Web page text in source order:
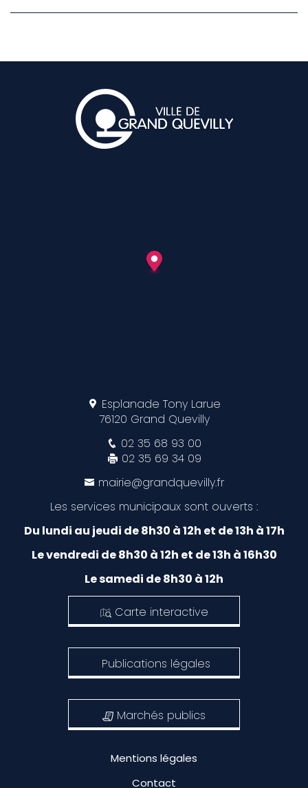
Esplanade Tony Larue
76120 Grand Quevilly
02 35 68 93 00
02 35 69 34 09
mairie@grandquevilly.fr
Les services municipaux sont ouverts :
Du lundi au jeudi de 8h30 à 12h et de 13h à 17h
Le vendredi de 8h30 à 12h et de 13h à 16h30
Le samedi de 8h30 à 12h
Carte interactive
Publications légales
Marchés publics
Mentions légales
Contact